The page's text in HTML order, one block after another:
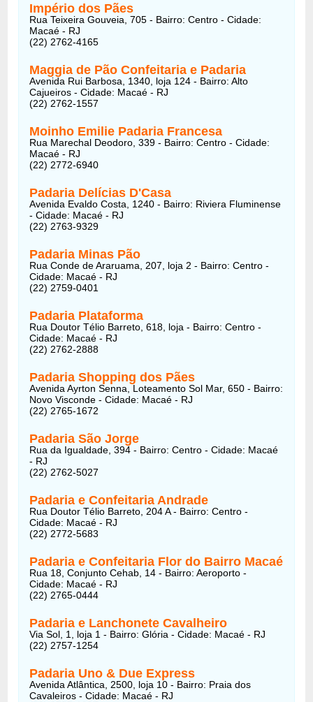
Império dos Pães
Rua Teixeira Gouveia, 705 - Bairro: Centro - Cidade:
Macaé - RJ
(22) 2762-4165
Maggia de Pão Confeitaria e Padaria
Avenida Rui Barbosa, 1340, loja 124 - Bairro: Alto
Cajueiros - Cidade: Macaé - RJ
(22) 2762-1557
Moinho Emilie Padaria Francesa
Rua Marechal Deodoro, 339 - Bairro: Centro - Cidade:
Macaé - RJ
(22) 2772-6940
Padaria Delícias D'Casa
Avenida Evaldo Costa, 1240 - Bairro: Riviera Fluminense
- Cidade: Macaé - RJ
(22) 2763-9329
Padaria Minas Pão
Rua Conde de Araruama, 207, loja 2 - Bairro: Centro -
Cidade: Macaé - RJ
(22) 2759-0401
Padaria Plataforma
Rua Doutor Télio Barreto, 618, loja - Bairro: Centro -
Cidade: Macaé - RJ
(22) 2762-2888
Padaria Shopping dos Pães
Avenida Ayrton Senna, Loteamento Sol Mar, 650 - Bairro:
Novo Visconde - Cidade: Macaé - RJ
(22) 2765-1672
Padaria São Jorge
Rua da Igualdade, 394 - Bairro: Centro - Cidade: Macaé
- RJ
(22) 2762-5027
Padaria e Confeitaria Andrade
Rua Doutor Télio Barreto, 204 A - Bairro: Centro -
Cidade: Macaé - RJ
(22) 2772-5683
Padaria e Confeitaria Flor do Bairro Macaé
Rua 18, Conjunto Cehab, 14 - Bairro: Aeroporto -
Cidade: Macaé - RJ
(22) 2765-0444
Padaria e Lanchonete Cavalheiro
Via Sol, 1, loja 1 - Bairro: Glória - Cidade: Macaé - RJ
(22) 2757-1254
Padaria Uno & Due Express
Avenida Atlântica, 2500, loja 10 - Bairro: Praia dos
Cavaleiros - Cidade: Macaé - RJ